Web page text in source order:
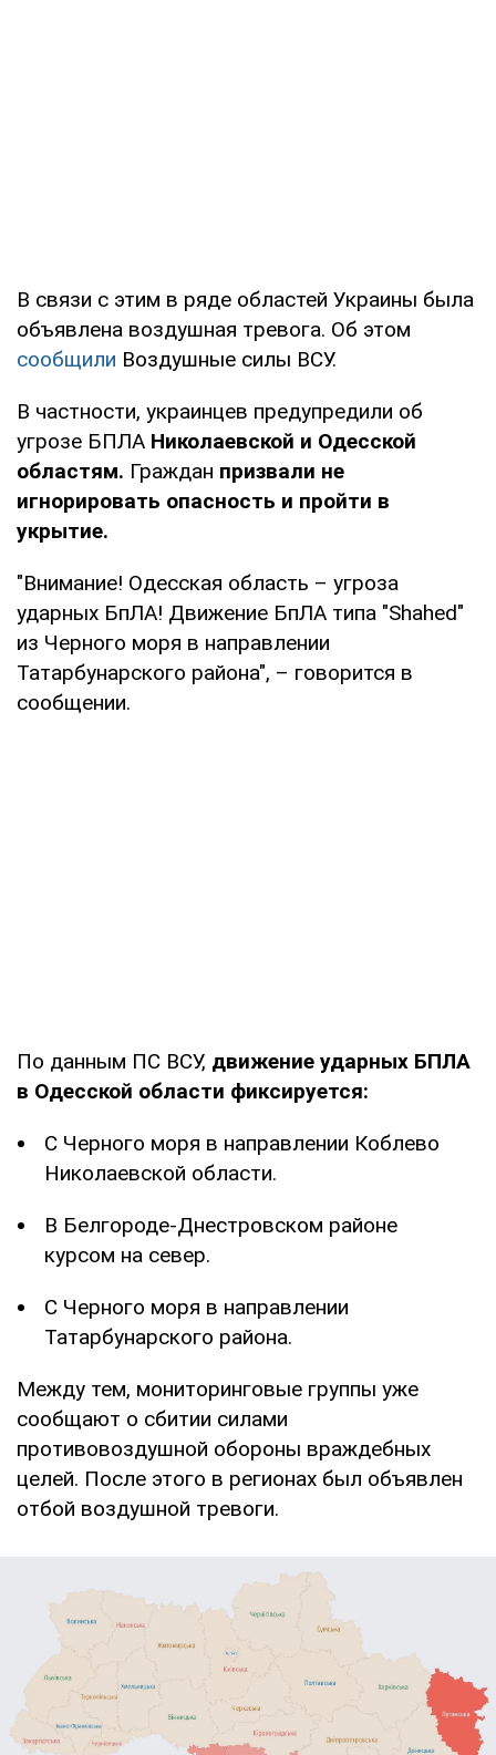
В связи с этим в ряде областей Украины была
объявлена воздушная тревога. Об этом
сообщили Воздушные силы ВСУ.
В частности, украинцев предупредили об
угрозе БПЛА Николаевской и Одесской
областям. Граждан призвали не
игнорировать опасность и пройти в
укрытие.
"Внимание! Одесская область – угроза
ударных БпЛА! Движение БпЛА типа "Shahed"
из Черного моря в направлении
Татарбунарского района", – говорится в
сообщении.
По данным ПС ВСУ, движение ударных БПЛА
в Одесской области фиксируется:
С Черного моря в направлении Коблево
Николаевской области.
В Белгороде-Днестровском районе
курсом на север.
С Черного моря в направлении
Татарбунарского района.
Между тем, мониторинговые группы уже
сообщают о сбитии силами
противовоздушной обороны враждебных
целей. После этого в регионах был объявлен
отбой воздушной тревоги.